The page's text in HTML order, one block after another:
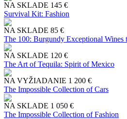
NA SKLADE 145 €
Survival Kit: Fashion
NA SKLADE 85 €
The 100: Burgundy Exceptional Wines
NA SKLADE 120 €
The Art of Tequila: Spirit of Mexico
NA VYŽIADANIE 1 200 €
The Impossible Collection of Cars
NA SKLADE 1 050 €
The Impossible Collection of Fashion